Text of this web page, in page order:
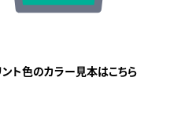
ト色のカラー見本はこちら